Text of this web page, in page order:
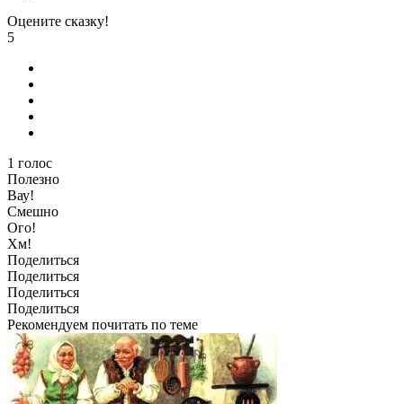
Оцените сказку!
5
1 голос
Полезно
Вау!
Смешно
Ого!
Хм!
Поделиться
Поделиться
Поделиться
Поделиться
Рекомендуем почитать по теме